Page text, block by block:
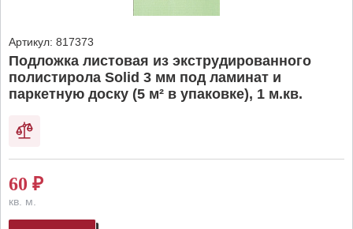
Артикул: 817373
Подложка листовая из экструдированного
полистирола Solid 3 мм под ламинат и
паркетную доску (5 м² в упаковке), 1 м.кв.
60 ₽
кв. м.